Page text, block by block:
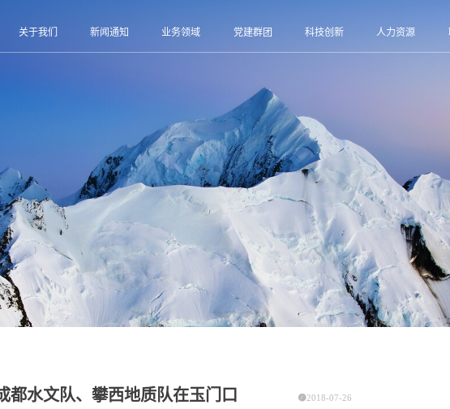
关于我们 新闻通知 业务领域 党建群团 科技创新 人力资源
水文队、攀西地质队在玉门口
2018-07-26